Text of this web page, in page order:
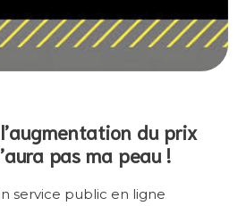
du prix
pas ma peau !
service public en ligne